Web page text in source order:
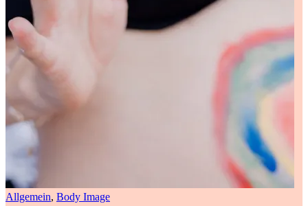
Allgemein, Body Image